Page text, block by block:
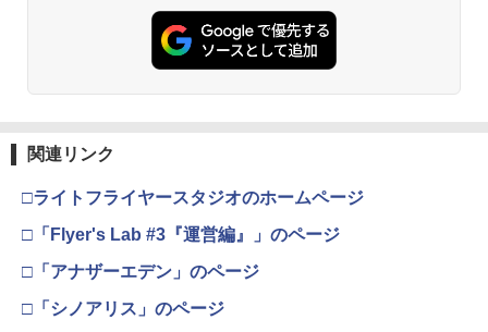
￥3,523
(オリジナル特典:オリジナル巾着＋メー
カー特典:【坤と離】二振りの剣、十翼よ
り来たる！スタジオ描き下ろしイラスト
ボード付) [Blu-ray]
￥10,780
関連リンク
□ライトフライヤースタジオのホームページ
□「Flyer's Lab #3『運営編』」のページ
□「アナザーエデン」のページ
□「シノアリス」のページ